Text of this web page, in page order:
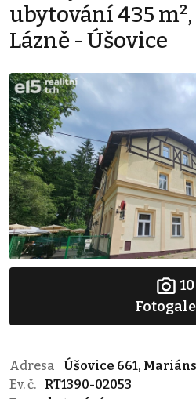
ubytování 435
Lázně - Úšovice
10
Adresa
Úšovice 661,
Ev. č.
RT1390-02053